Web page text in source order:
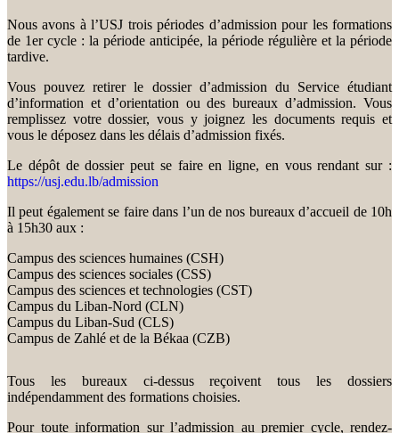
Nous avons à l’USJ trois périodes d’admission pour les formations
de 1er cycle : la période anticipée, la période régulière et la période
tardive.
Vous pouvez retirer le dossier d’admission du Service étudiant
d’information et d’orientation ou des bureaux d’admission. Vous
remplissez votre dossier, vous y joignez les documents requis et
vous le déposez dans les délais d’admission fixés.
Le dépôt de dossier peut se faire en ligne, en vous rendant sur :
https://usj.edu.lb/admission
Il peut également se faire dans l’un de nos bureaux d’accueil de 10h
à 15h30 aux :
Campus des sciences humaines (CSH)
Campus des sciences sociales (CSS)
Campus des sciences et technologies (CST)
Campus du Liban-Nord (CLN)
Campus du Liban-Sud (CLS)
Campus de Zahlé et de la Békaa (CZB)
Tous les bureaux ci-dessus reçoivent tous les dossiers
indépendamment des formations choisies.
Pour toute information sur l’admission au premier cycle, rendez-